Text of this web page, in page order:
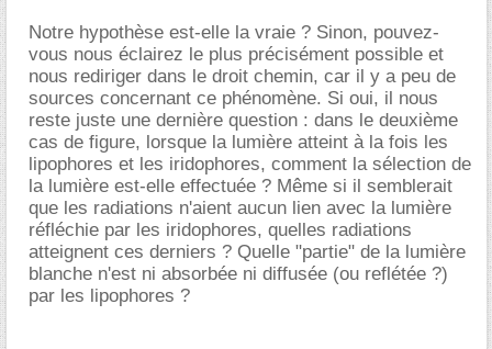
Notre hypothèse est-elle la vraie ? Sinon, pouvez-
vous nous éclairez le plus précisément possible et
nous rediriger dans le droit chemin, car il y a peu de
sources concernant ce phénomène. Si oui, il nous
reste juste une dernière question : dans le deuxième
cas de figure, lorsque la lumière atteint à la fois les
lipophores et les iridophores, comment la sélection de
la lumière est-elle effectuée ? Même si il semblerait
que les radiations n'aient aucun lien avec la lumière
réfléchie par les iridophores, quelles radiations
atteignent ces derniers ? Quelle "partie" de la lumière
blanche n'est ni absorbée ni diffusée (ou reflétée ?)
par les lipophores ?